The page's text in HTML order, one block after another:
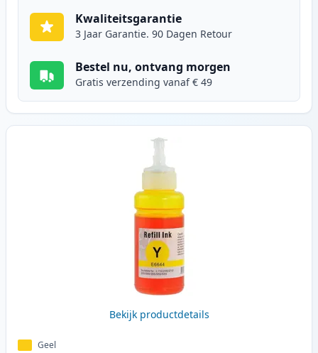
Kwaliteitsgarantie
3 Jaar Garantie. 90 Dagen Retour
Bestel nu, ontvang morgen
Gratis verzending vanaf € 49
Bekijk productdetails
Geel